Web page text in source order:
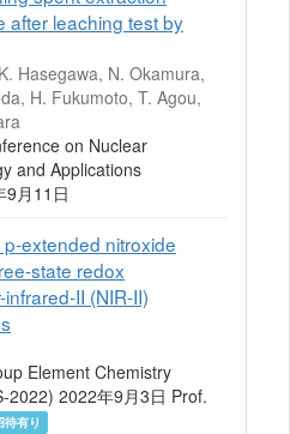
after leaching test by
Hasegawa, N. Okamura,
H. Fukumoto, T. Agou,
on Nuclear
and Applications
9月11日
extended nitroxide
state redox
II (NIR-II)
Element Chemistry
2022) 2022年9月3日 Prof.
待有り